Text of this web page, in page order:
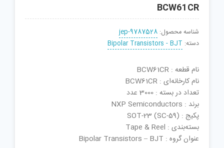
BCW61CR
شناسه محصول: jep-9787528
دسته: Bipolar Transistors - BJT
نام قطعه : BCW61CR
نام کارخانه‌ای : BCW61CR
تعداد در بسته : 3000 عدد
برند : NXP Semiconductors
پکیج : SOT-23 (SC-59)
بسته‌بندی : Tape & Reel
عنوان گروه : Bipolar Transistors – BJT